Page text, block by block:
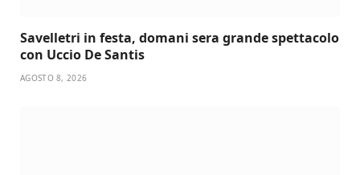
Savelletri in festa, domani sera grande spettacolo
con Uccio De Santis
AGOSTO 8, 2026